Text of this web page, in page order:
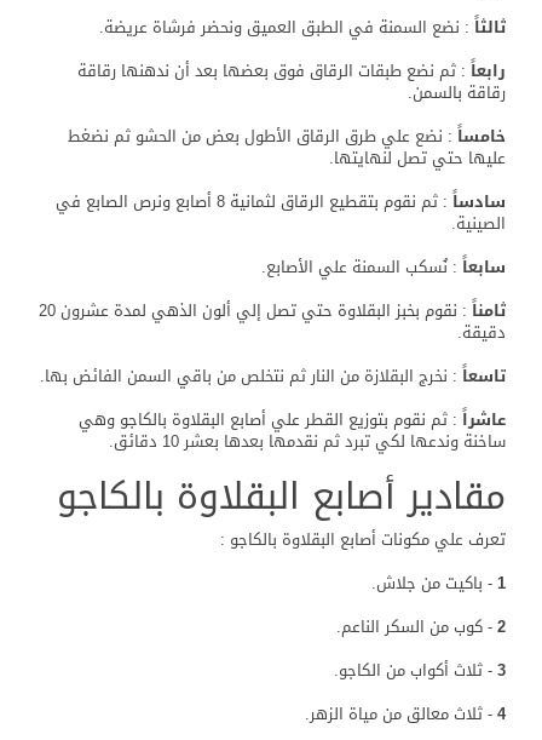
ثالثاً : نضع السمنة في الطبق العميق ونحضر فرشاة عريضة.
رابعاً : ثم نضع طبقات الرقاق فوق بعضها بعد أن ندهنها رقاقة
رقاقة بالسمن.
خامساً : نضع علي طرق الرقاق الأطول بعض من الحشو ثم نضغط
عليها حتي تصل لنهايتها.
سادساً
: ثم نقوم بتقطيع الرقاق لثمانية 8 أصابع ونرص الصابع في
الصينية.
سابعاً : نُسكب السمنة علي الأصابع.
ثامناً
: نقوم بخبز البقلاوة حتي تصل إلي ألون الذهي لمدة عشرون 20
دقيقة.
تاسعاً : نخرج البقلازة من النار ثم نتخلص من باقي السمن الفائض بها.
عاشراً : ثم نقوم بتوزيع القطر علي أصابع البقلاوة بالكاجو وهي
ساخنة وندعها لكي تبرد ثم نقدمها بعدها بعشر 10 دقائق.
مقادير أصابع البقلاوة بالكاجو
تعرف علي مكونات أصابع البقلاوة بالكاجو :
1- باكيت من جلاش.
2- كوب من السكر الناعم.
3- ثلاث أكواب من الكاجو.
4- ثلاث معالق من مياة الزهر.